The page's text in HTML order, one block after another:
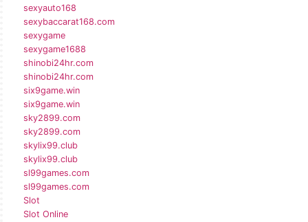
sexyauto168
sexybaccarat168.com
sexygame
sexygame1688
shinobi24hr.com
shinobi24hr.com
six9game.win
six9game.win
sky2899.com
sky2899.com
skylix99.club
skylix99.club
sl99games.com
sl99games.com
Slot
Slot Online